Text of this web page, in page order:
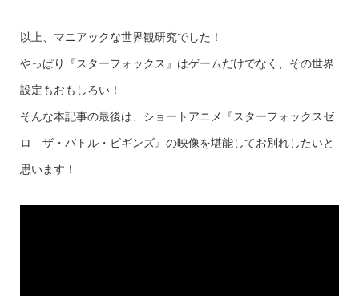
以上、マニアックな世界観研究でした！
やっぱり『スターフォックス』はゲームだけでなく、その世界
設定もおもしろい！
そんな本記事の最後は、ショートアニメ『スターフォックスゼ
ロ ザ・バトル・ビギンズ』の映像を堪能してお別れしたいと
思います！